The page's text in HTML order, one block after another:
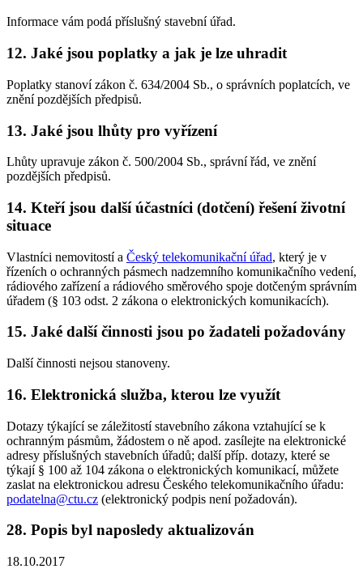
Informace vám podá příslušný stavební úřad.
12. Jaké jsou poplatky a jak je lze uhradit
Poplatky stanoví zákon č. 634/2004 Sb., o správních poplatcích, ve
znění pozdějších předpisů.
13. Jaké jsou lhůty pro vyřízení
Lhůty upravuje zákon č. 500/2004 Sb., správní řád, ve znění
pozdějších předpisů.
14. Kteří jsou další účastníci (dotčení) řešení životní
situace
Vlastníci nemovitostí a Český telekomunikační úřad, který je v
řízeních o ochranných pásmech nadzemního komunikačního vedení,
rádiového zařízení a rádiového směrového spoje dotčeným správním
úřadem (§ 103 odst. 2 zákona o elektronických komunikacích).
15. Jaké další činnosti jsou po žadateli požadovány
Další činnosti nejsou stanoveny.
16. Elektronická služba, kterou lze využít
Dotazy týkající se záležitostí stavebního zákona vztahující se k
ochranným pásmům, žádostem o ně apod. zasílejte na elektronické
adresy příslušných stavebních úřadů; další příp. dotazy, které se
týkají § 100 až 104 zákona o elektronických komunikací, můžete
zaslat na elektronickou adresu Českého telekomunikačního úřadu:
podatelna@ctu.cz (elektronický podpis není požadován).
28. Popis byl naposledy aktualizován
18.10.2017